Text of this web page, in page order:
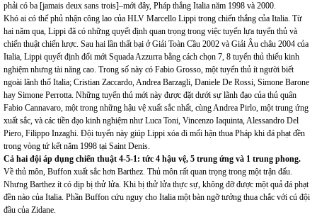
phải có ba [jamais deux sans trois]–mới đây, Pháp thắng Italia năm 1998 và 2000.
Khó ai có thể phủ nhận công lao của HLV Marcello Lippi trong chiến thắng của Italia. Từ
hai năm qua, Lippi đã có những quyết định quan trọng trong việc tuyển lựa tuyển thủ và
chiến thuật chiến lược. Sau hai lần thất bại ở Giải Toàn Cầu 2002 và Giải Âu châu 2004 của
Italia, Lippi quyết định đổi mới Squada Azzurra bằng cách chọn 7, 8 tuyển thủ thiếu kinh
nghiệm nhưng tài năng cao. Trong số này có Fabio Grosso, một tuyển thủ ít người biết
ngoài lãnh thổ Italia; Cristian Zaccardo, Andrea Barzagli, Daniele De Rossi, Simone Barone
hay Simone Perrotta. Những tuyển thủ mới này được đặt dưới sự lãnh đạo của thủ quân
Fabio Cannavaro, một trong những hậu vệ xuất sắc nhất, cùng Andrea Pirlo, một trung ứng
xuất sắc, và các tiền đạo kinh nghiệm như Luca Toni, Vincenzo Iaquinta, Alessandro Del
Piero, Filippo Inzaghi. Đội tuyển này giúp Lippi xóa đi mối hận thua Pháp khi đá phạt đền
trong vòng tứ kết năm 1998 tại Saint Denis.
Cả hai đội áp dụng chiến thuật 4-5-1: tức 4 hậu vệ, 5 trung ứng và 1 trung phong.
Về thủ môn, Buffon xuất sắc hơn Barthez. Thủ môn rất quan trọng trong một trận đấu.
Nhưng Barthez ít có dịp bị thử lửa. Khi bị thử lửa thực sự, không đỡ được một quả đá phạt
đền nào của Italia. Phần Buffon cứu nguy cho Italia một bàn ngỡ tưởng thua chắc với cú đội
đầu của Zidane.